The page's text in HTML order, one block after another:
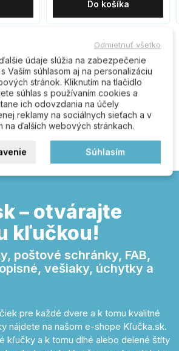
Do košíka
prvý kto napíše recenziu
– otvárajte
kľučkou!
poštové schránky, FAB,
vešiaky, úchytky a
pre každé dvere a k tomu kvalitné
nájdete na našom e-shope Kľučka.sk.
kľučky a k tomu dlhé alebo delené štíty
Odmietnuť všetko
údaje slúžia na zabezpečenie
Vaším súhlasom aj na personalizáciu
stránok. Kliknutím na tlačidlo
súhlas s používaním cookies a
ich odovzdania na účely
reklamy na sociálnych sieťach a v
na ďalších webových stránkach.
Súhlasím